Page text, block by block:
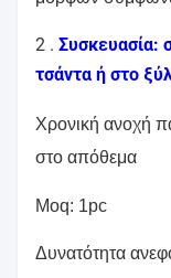
2 . Συσκευασία:
τσάντα ή στο
Χρονική ανοχή
στο απόθεμα
Moq: 1pc
Δυνατότητα